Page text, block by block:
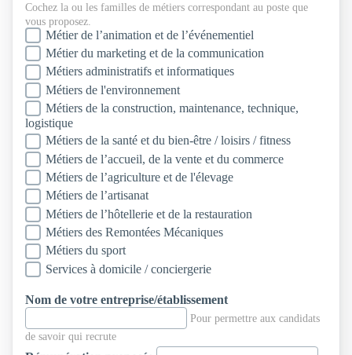
Cochez la ou les familles de métiers correspondant au poste que
vous proposez.
Métier de l’animation et de l’événementiel
Métier du marketing et de la communication
Métiers administratifs et informatiques
Métiers de l'environnement
Métiers de la construction, maintenance, technique,
logistique
Métiers de la santé et du bien-être / loisirs / fitness
Métiers de l’accueil, de la vente et du commerce
Métiers de l’agriculture et de l'élevage
Métiers de l’artisanat
Métiers de l’hôtellerie et de la restauration
Métiers des Remontées Mécaniques
Métiers du sport
Services à domicile / conciergerie
Nom de votre entreprise/établissement
Pour permettre aux candidats
de savoir qui recrute